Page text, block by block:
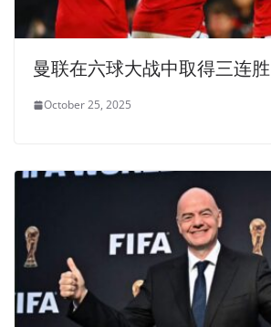
曼联在六球大战中取得三连胜
October 25, 2025